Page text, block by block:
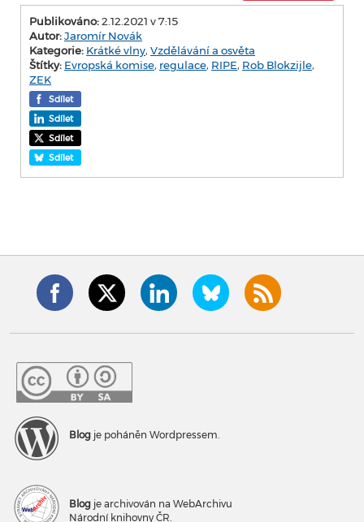
Publikováno:2.12.2021 v 7:15
Autor:Jaromír Novák
Kategorie: Krátké vlny, Vzdělávání a osvěta
Štítky: Evropská komise, regulace, RIPE, Rob Blokzijle,
ZEK
Sdílet
Sdílet
Sdílet
Sdílet
Blog je poháněn Wordpressem.
Blog je archivován na WebArchivu
Národní knihovny ČR.